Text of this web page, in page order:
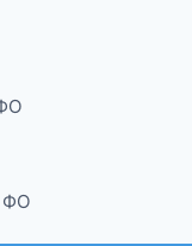
ФО